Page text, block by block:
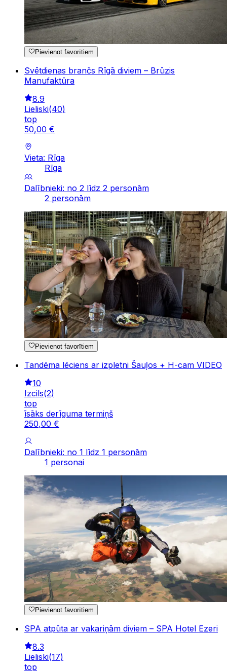
Pievienot favorītiem
Svētdienas brančs Rīgā diviem – Brūzis
Manufaktūra
8.9
Lieliski(40)
top
50,00 €
Vieta: Rīga
Rīga
Dalībnieki: no 2 līdz 2 personām
2 personām
Pievienot favorītiem
Tandēma lēciens ar izpletni Šauļos + H-cam VIDEO
10
Izcils(2)
top
īsāks derīguma termiņš
250,00 €
Dalībnieki: no 1 līdz 1 personām
1 personai
Pievienot favorītiem
SPA atpūta ar vakariņām diviem – SPA Hotel Ezeri
8.3
Lieliski(17)
top